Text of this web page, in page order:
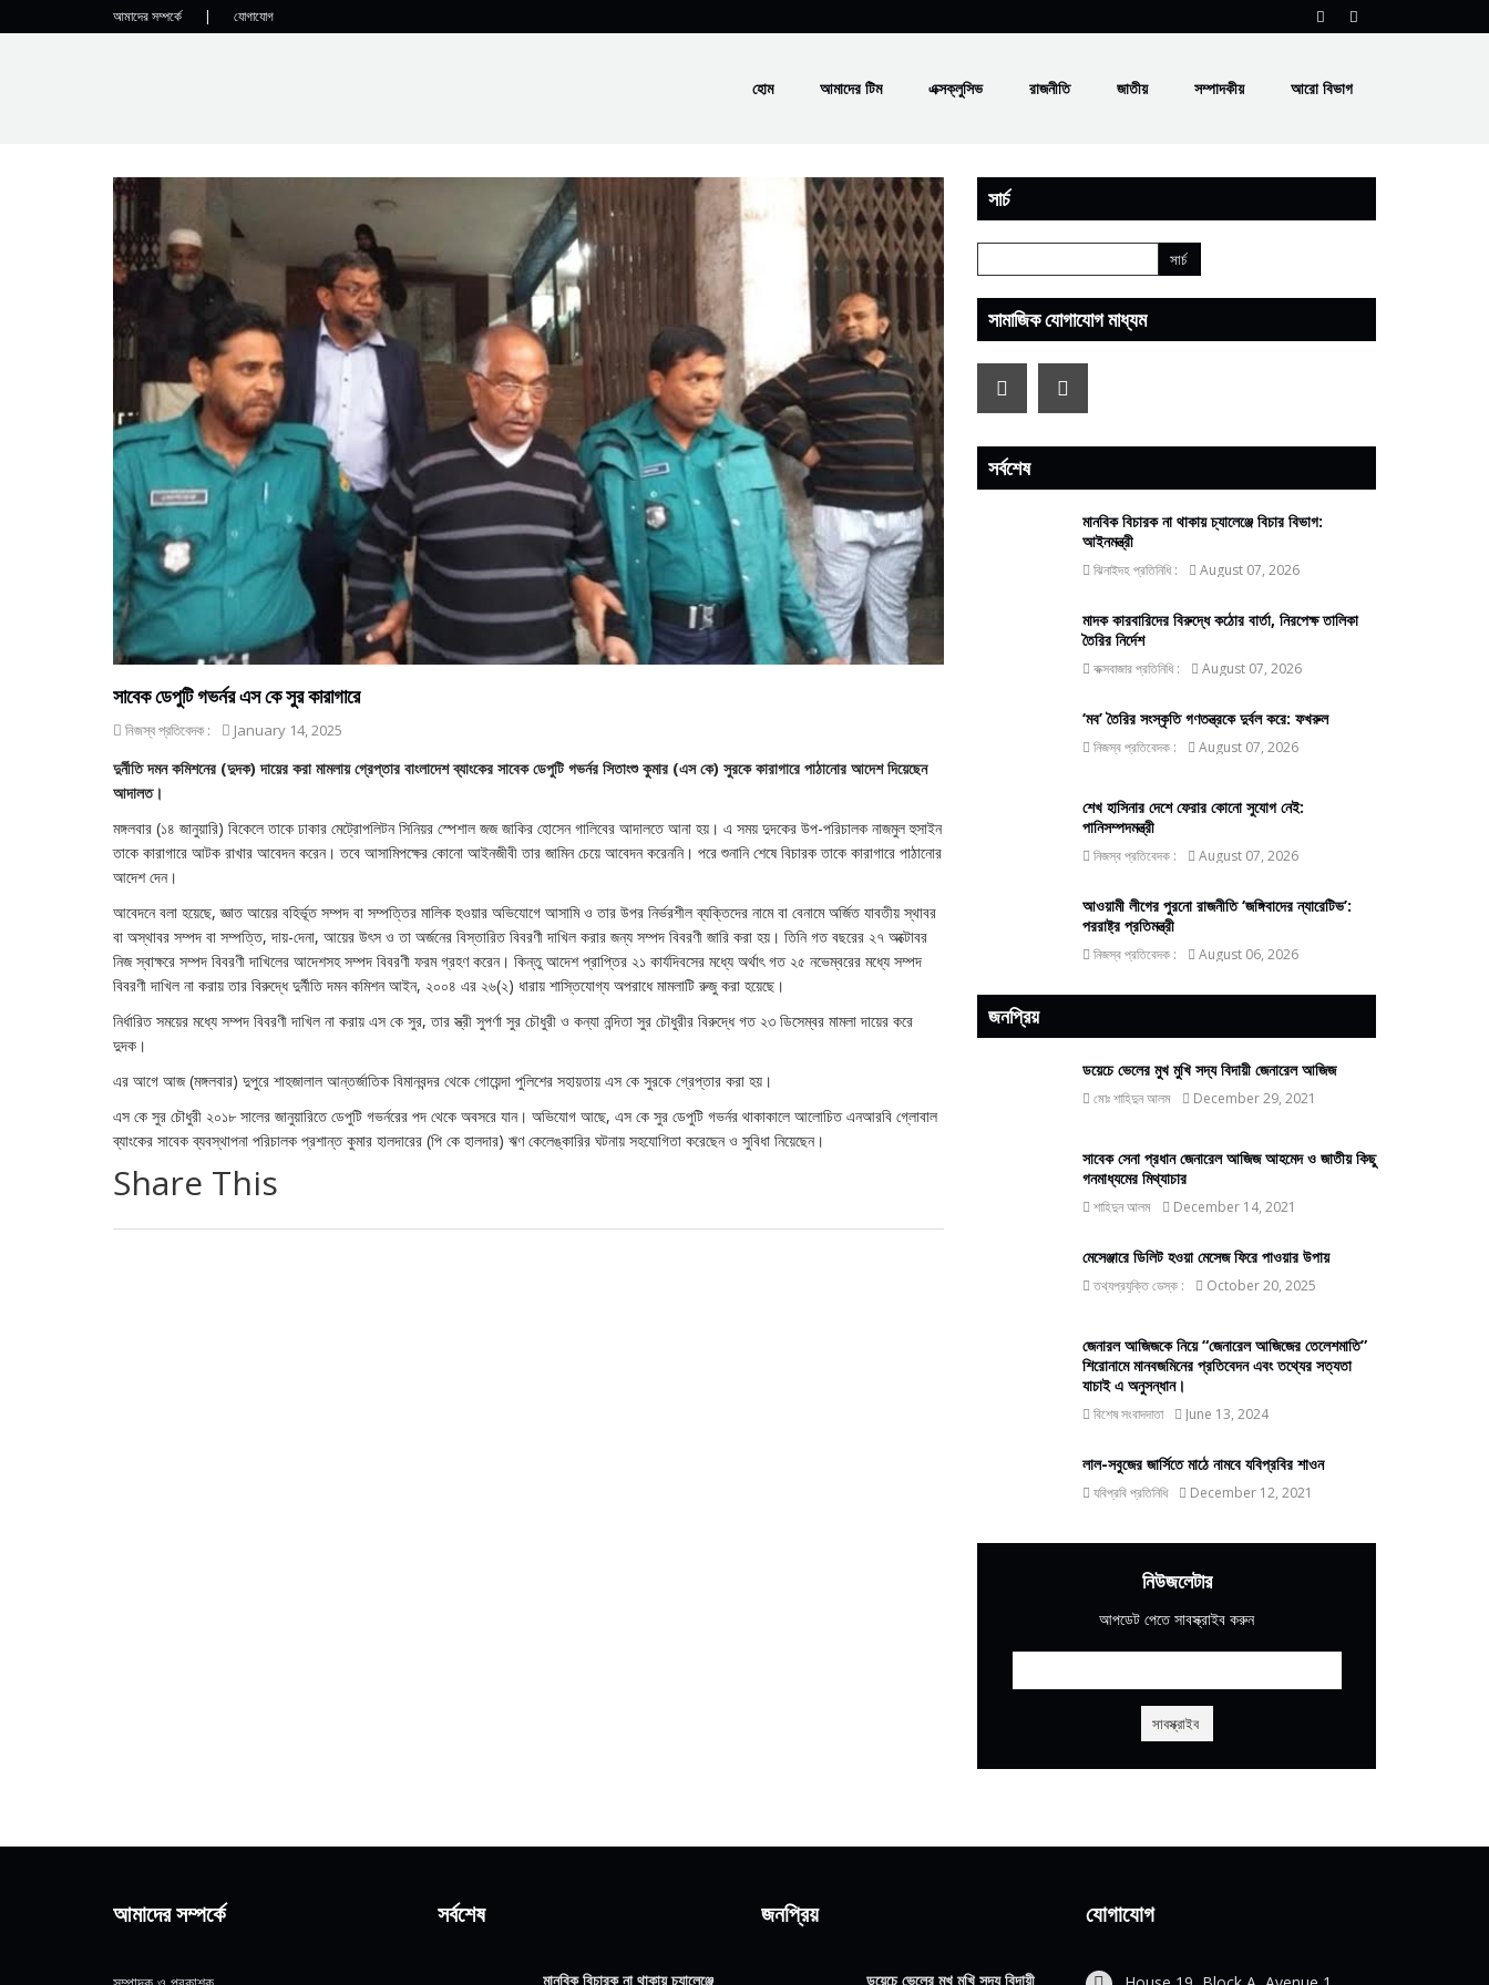
আমাদের সম্পর্কে | যোগাযোগ
হোম আমাদের টিম এক্সক্লুসিভ রাজনীতি জাতীয় সম্পাদকীয় আরো বিভাগ
সাবেক ডেপুটি গভর্নর এস কে সুর কারাগারে
নিজস্ব প্রতিবেদক : January 14, 2025
দুর্নীতি দমন কমিশনের (দুদক) দায়ের করা মামলায় গ্রেপ্তার বাংলাদেশ ব্যাংকের সাবেক ডেপুটি গভর্নর সিতাংশু কুমার (এস কে) সুরকে কারাগারে পাঠানোর আদেশ দিয়েছেন
আদালত।
মঙ্গলবার (১৪ জানুয়ারি) বিকেলে তাকে ঢাকার মেট্রোপলিটন সিনিয়র স্পেশাল জজ জাকির হোসেন গালিবের আদালতে আনা হয়। এ সময় দুদকের উপ-পরিচালক নাজমুল হুসাইন
তাকে কারাগারে আটক রাখার আবেদন করেন। তবে আসামিপক্ষের কোনো আইনজীবী তার জামিন চেয়ে আবেদন করেননি। পরে শুনানি শেষে বিচারক তাকে কারাগারে পাঠানোর
আদেশ দেন।
আবেদনে বলা হয়েছে, জ্ঞাত আয়ের বহির্ভূত সম্পদ বা সম্পত্তির মালিক হওয়ার অভিযোগে আসামি ও তার উপর নির্ভরশীল ব্যক্তিদের নামে বা বেনামে অর্জিত যাবতীয় স্থাবর
বা অস্থাবর সম্পদ বা সম্পত্তি, দায়-দেনা, আয়ের উৎস ও তা অর্জনের বিস্তারিত বিবরণী দাখিল করার জন্য সম্পদ বিবরণী জারি করা হয়। তিনি গত বছরের ২৭ অক্টোবর
নিজ স্বাক্ষরে সম্পদ বিবরণী দাখিলের আদেশসহ সম্পদ বিবরণী ফরম গ্রহণ করেন। কিন্তু আদেশ প্রাপ্তির ২১ কার্যদিবসের মধ্যে অর্থাৎ গত ২৫ নভেম্বরের মধ্যে সম্পদ
বিবরণী দাখিল না করায় তার বিরুদ্ধে দুর্নীতি দমন কমিশন আইন, ২০০৪ এর ২৬(২) ধারায় শাস্তিযোগ্য অপরাধে মামলাটি রুজু করা হয়েছে।
নির্ধারিত সময়ের মধ্যে সম্পদ বিবরণী দাখিল না করায় এস কে সুর, তার স্ত্রী সুপর্ণা সুর চৌধুরী ও কন্যা নন্দিতা সুর চৌধুরীর বিরুদ্ধে গত ২৩ ডিসেম্বর মামলা দায়ের করে
দুদক।
এর আগে আজ (মঙ্গলবার) দুপুরে শাহজালাল আন্তর্জাতিক বিমানবন্দর থেকে গোয়েন্দা পুলিশের সহায়তায় এস কে সুরকে গ্রেপ্তার করা হয়।
এস কে সুর চৌধুরী ২০১৮ সালের জানুয়ারিতে ডেপুটি গভর্নরের পদ থেকে অবসরে যান। অভিযোগ আছে, এস কে সুর ডেপুটি গভর্নর থাকাকালে আলোচিত এনআরবি গ্লোবাল
ব্যাংকের সাবেক ব্যবস্থাপনা পরিচালক প্রশান্ত কুমার হালদারের (পি কে হালদার) ঋণ কেলেঙ্কারির ঘটনায় সহযোগিতা করেছেন ও সুবিধা নিয়েছেন।
Share This
সার্চ
সামাজিক যোগাযোগ মাধ্যম
সর্বশেষ
মানবিক বিচারক না থাকায় চ্যালেঞ্জে বিচার বিভাগ:
আইনমন্ত্রী
ঝিনাইদহ প্রতিনিধি : August 07, 2026
মাদক কারবারিদের বিরুদ্ধে কঠোর বার্তা, নিরপেক্ষ তালিকা
তৈরির নির্দেশ
কক্সবাজার প্রতিনিধি : August 07, 2026
‘মব’ তৈরির সংস্কৃতি গণতন্ত্রকে দুর্বল করে: ফখরুল
নিজস্ব প্রতিবেদক : August 07, 2026
শেখ হাসিনার দেশে ফেরার কোনো সুযোগ নেই:
পানিসম্পদমন্ত্রী
নিজস্ব প্রতিবেদক : August 07, 2026
আওয়ামী লীগের পুরনো রাজনীতি ‘জঙ্গিবাদের ন্যারেটিভ’:
পররাষ্ট্র প্রতিমন্ত্রী
নিজস্ব প্রতিবেদক : August 06, 2026
জনপ্রিয়
ডয়েচে ভেলের মুখ মুখি সদ্য বিদায়ী জেনারেল আজিজ
মোঃ শাহিদুন আলম December 29, 2021
সাবেক সেনা প্রধান জেনারেল আজিজ আহমেদ ও জাতীয় কিছু
গনমাধ্যমের মিথ্যাচার
শাহিদুন আলম December 14, 2021
মেসেঞ্জারে ডিলিট হওয়া মেসেজ ফিরে পাওয়ার উপায়
তথ্যপ্রযুক্তি ডেস্ক : October 20, 2025
জেনারল আজিজকে নিয়ে “জেনারেল আজিজের তেলেশমাতি”
শিরোনামে মানবজমিনের প্রতিবেদন এবং তথ্যের সত্যতা
যাচাই এ অনুসন্ধান।
বিশেষ সংবাদদাতা June 13, 2024
লাল-সবুজের জার্সিতে মাঠে নামবে যবিপ্রবির শাওন
যবিপ্রবি প্রতিনিধি December 12, 2021
নিউজলেটার
আপডেট পেতে সাবস্ক্রাইব করুন
আমাদের সম্পর্কে সর্বশেষ
মানবিক বিচারক না থাকায় চ্যালেঞ্জে
জনপ্রিয়
ডয়েচে ভেলের মুখ মুখি সদ্য বিদায়ী
যোগাযোগ